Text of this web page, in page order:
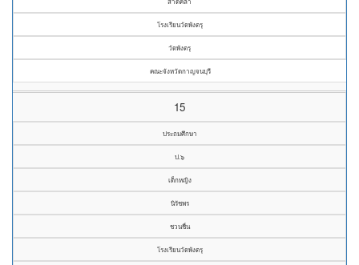
โรงเรียนวัดพังตรุ
วัดพังตรุ
คณะจังหวัดกาญจนบุรี
15
ประถมศึกษา
ป.๖
เด็กหญิง
นิรัชพร
ชวนชื่น
โรงเรียนวัดพังตรุ